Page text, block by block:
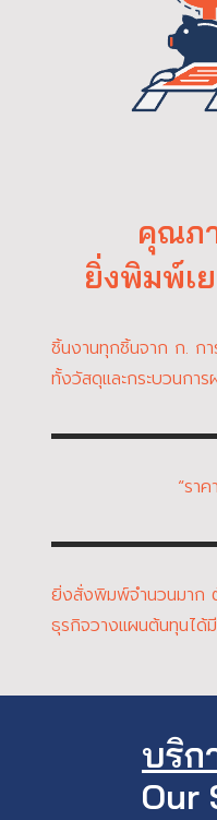
คุณภ
ยิ่งพิมพ์เ
ชิ้นงานทุกชิ้นจาก ก.
ทั้งวัสดุและกระบวนการ
“รา
ยิ่งสั่งพิมพ์จำนวนมาก
ธุรกิจวางแผนต้นทุนได้
บริก
Our